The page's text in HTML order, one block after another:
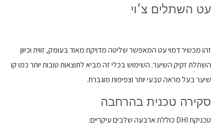
עט השתלים צ׳וי
זהו מכשיר דמוי עט המאפשר שליטה מדויקת מאוד בעומק, זווית וכיוון
השתלת זקיק השיער. השימוש בכלי זה מביא לתוצאות טובות יותר כמו קו
שיער בעל מראה טבעי יותר וצפיפות מוגברת.
סקירה טכנית בהרחבה
טכניקת DHI כוללת ארבעה שלבים עיקריים: